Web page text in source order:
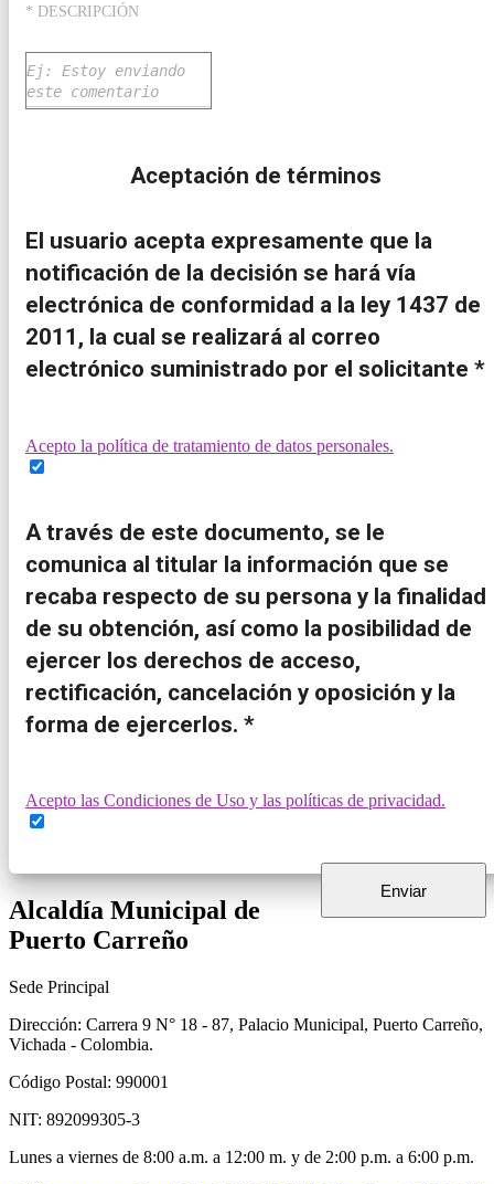
* DESCRIPCIÓN
Aceptación de términos
El usuario acepta expresamente que la
notificación de la decisión se hará vía
electrónica de conformidad a la ley 1437 de
2011, la cual se realizará al correo
electrónico suministrado por el solicitante *
Acepto la política de tratamiento de datos personales.
A través de este documento, se le
comunica al titular la información que se
recaba respecto de su persona y la finalidad
de su obtención, así como la posibilidad de
ejercer los derechos de acceso,
rectificación, cancelación y oposición y la
forma de ejercerlos. *
Acepto las Condiciones de Uso y las políticas de privacidad.
Alcaldía Municipal de
Puerto Carreño
Sede Principal
Dirección: Carrera 9 N° 18 - 87, Palacio Municipal, Puerto Carreño,
Vichada - Colombia.
Código Postal: 990001
NIT: 892099305-3
Lunes a viernes de 8:00 a.m. a 12:00 m. y de 2:00 p.m. a 6:00 p.m.